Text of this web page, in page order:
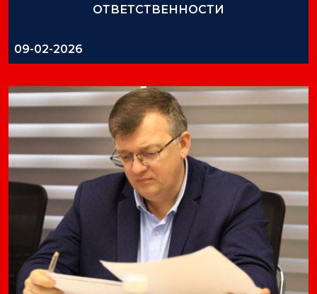
ОТВЕТСТВЕННОСТИ
09-02-2026